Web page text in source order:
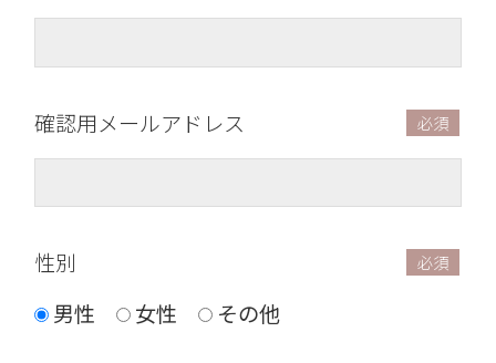
確認用メールアドレス
性別
男性
女性 その他